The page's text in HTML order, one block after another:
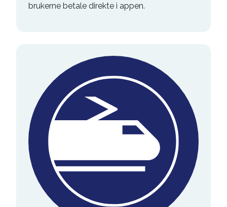
brukerne betale direkte i appen.